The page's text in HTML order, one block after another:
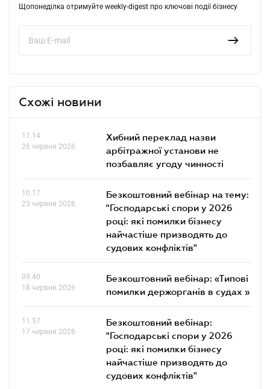
Щопонеділка отримуйте weekly-digest про ключові події бізнесу
Схожі новини
17.14
26 червня 2026
Хибний переклад назви
арбітражної установи не
позбавляє угоду чинності
10.17
23 червня 2026
Безкоштовний вебінар на тему:
"Господарські спори у 2026
році: які помилки бізнесу
найчастіше призводять до
судових конфліктів"
09.40
18 червня 2026
Безкоштовний вебінар: «Типові
помилки держорганів в судах »
11.57
17 червня 2026
Безкоштовний вебінар:
"Господарські спори у 2026
році: які помилки бізнесу
найчастіше призводять до
судових конфліктів"